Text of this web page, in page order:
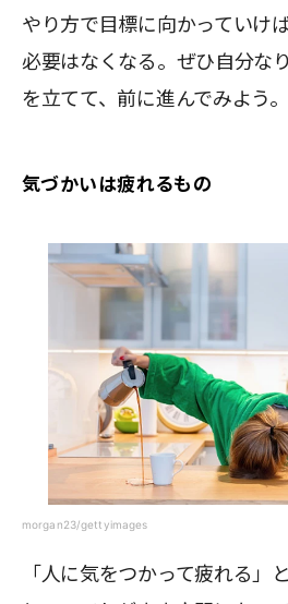
やり方で目標に向かっていけ
必要はなくなる。ぜひ自分な
を立てて、前に進んでみよう。
気づかいは疲れるもの
morgan23/gettyimages
「人に気をつかって疲れる」